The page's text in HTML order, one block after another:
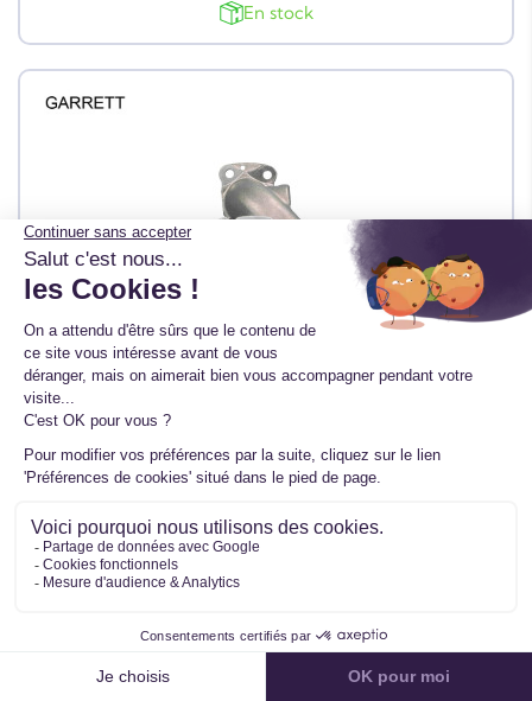
En stock
Turbo pour MERCEDES Classe C (W203)
320 CDI 224 CV 765155-5008S
39 avis
245,83 €